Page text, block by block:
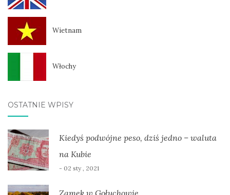
Wietnam
Włochy
OSTATNIE WPISY
Kiedyś podwójne peso, dziś jedno – waluta
na Kubie
- 02 sty , 2021